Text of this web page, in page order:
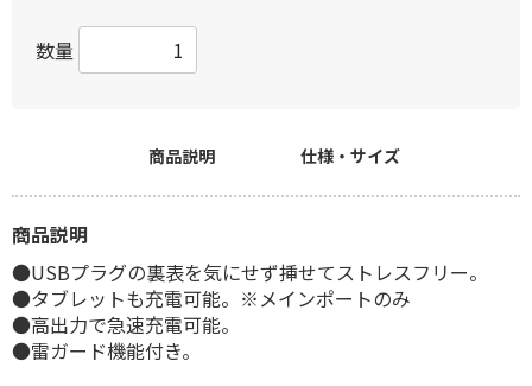
数量
商品説明 仕様・サイズ
商品説明
●USBプラグの裏表を気にせず挿せてストレスフリー。
●タブレットも充電可能。※メインポートのみ
●高出力で急速充電可能。
●雷ガード機能付き。